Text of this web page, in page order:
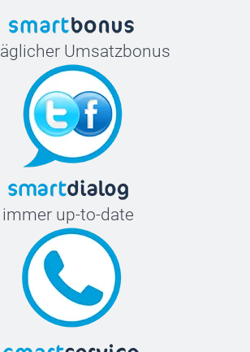
19,5 cm
XXL
77,2 cm
61,5 cm
20 cm
Umsatzbonus
immer up-to-date